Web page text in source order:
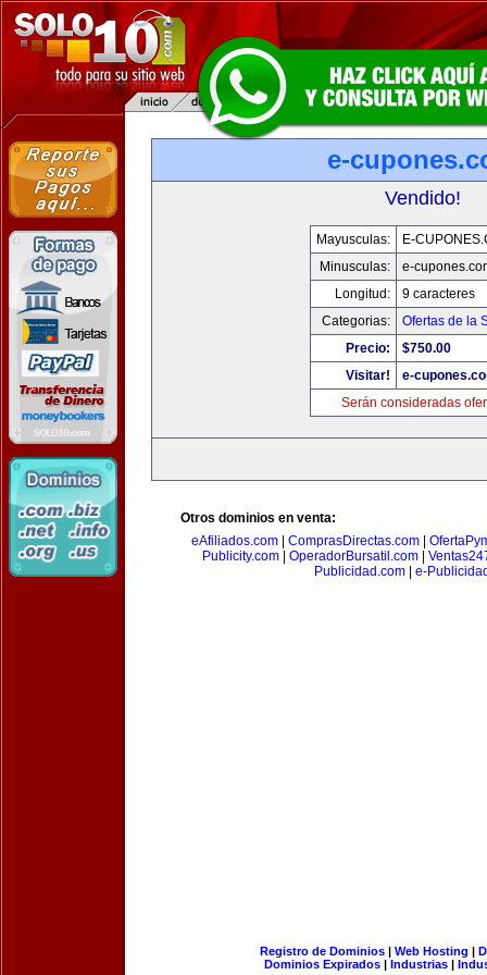
e-
Vendido!
Mayusculas:
E-
Minusculas:
e-
Longitud:
9 caracteres
Categorias:
Ofertas de la
Precio:
$750.00
Visitar!
e-
Serán consideradas
Otros dominios en venta:
eAfiliados.com| ComprasDirectas.com|
Publicity.com
OperadorBursatil.com
Publicidad.com| e-
Registro de Dominios| Web Hosting |
Dominios Expirados | Industrias |